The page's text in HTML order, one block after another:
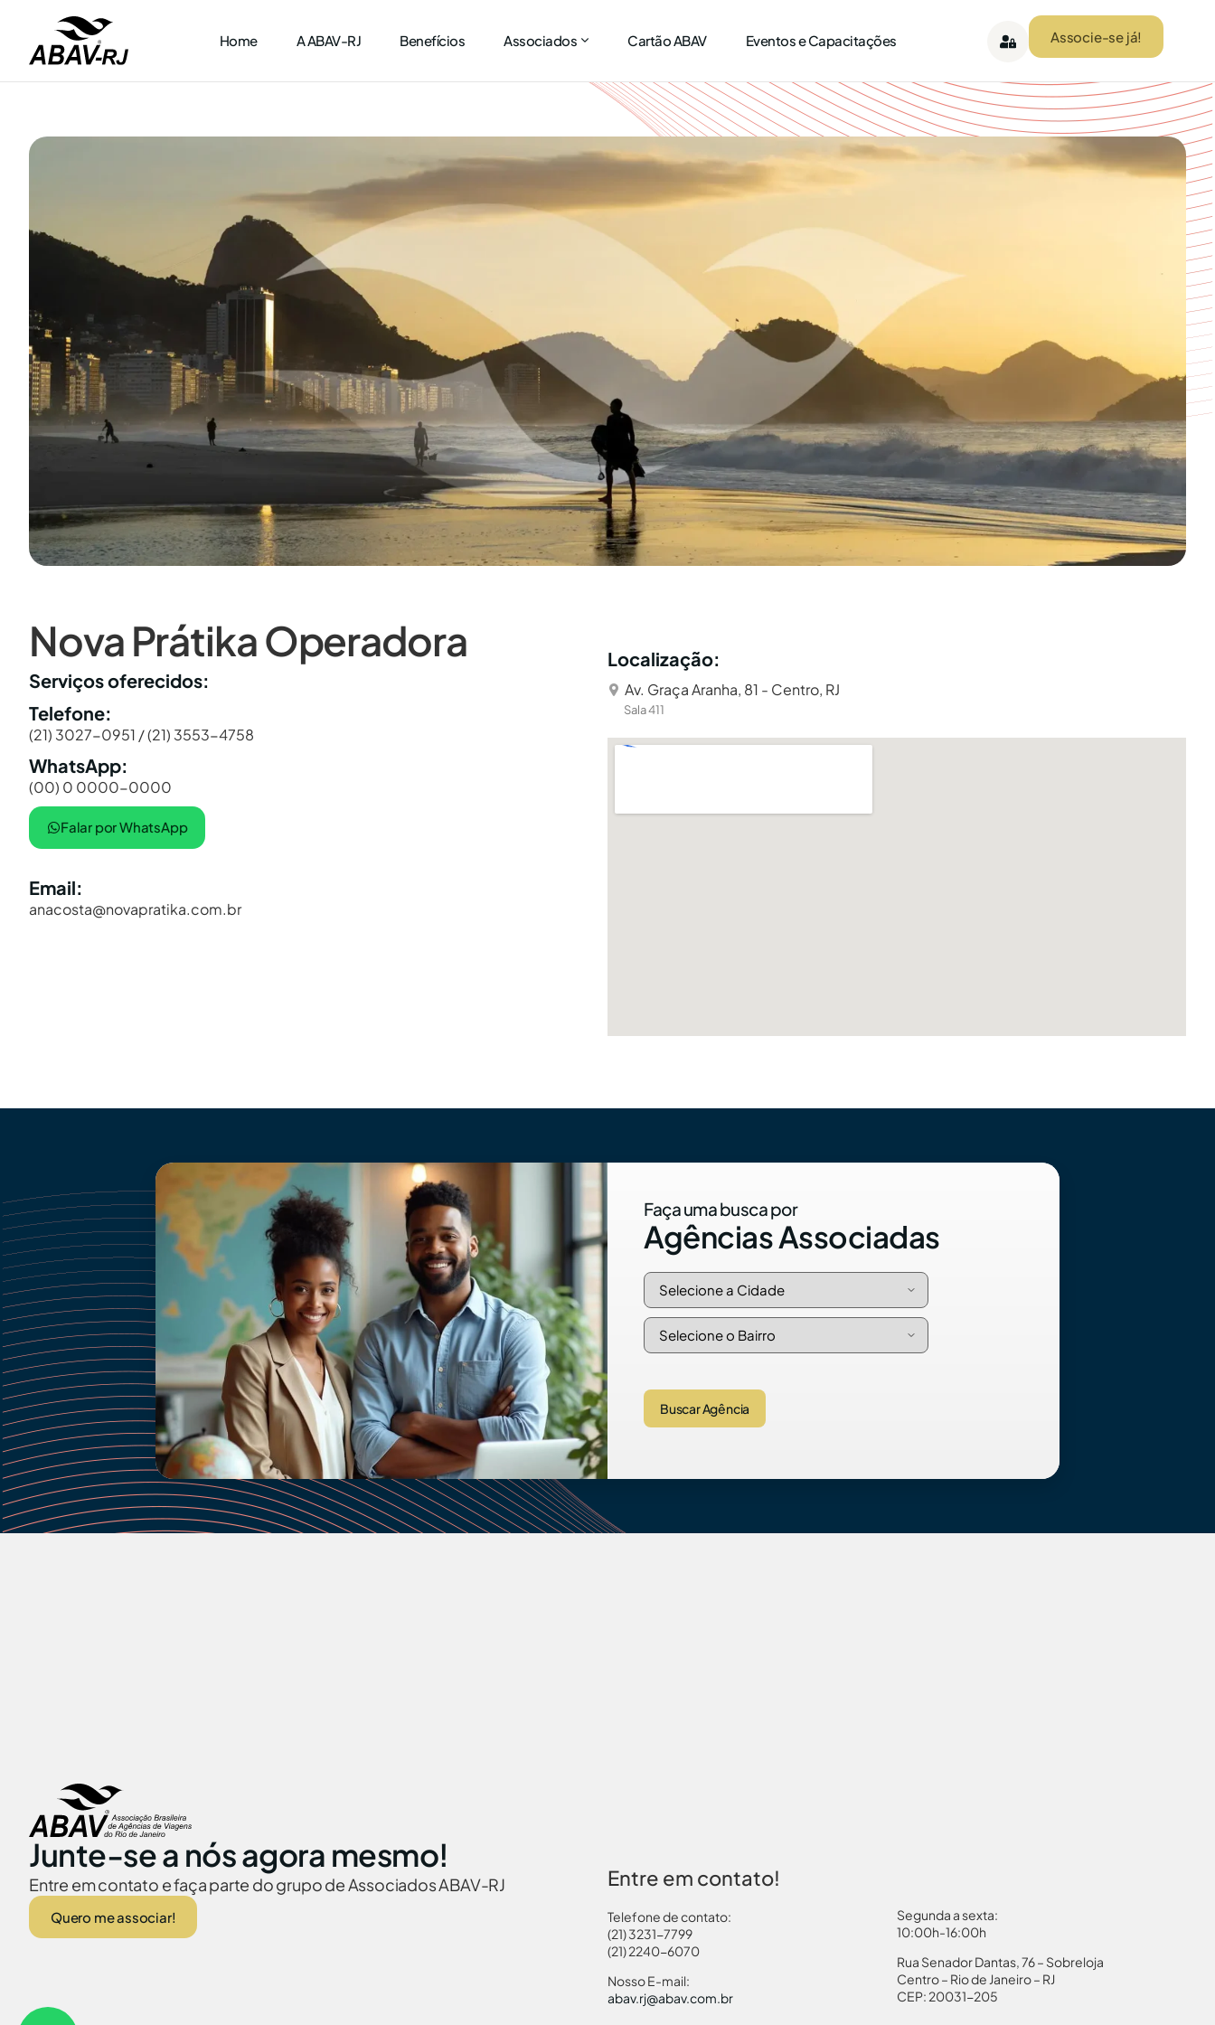
Home A ABAV-RJ Benefícios Associados Cartão ABAV Eventos e Capacitações Associe-se já!
Nova Prátika Operadora
Serviços oferecidos:
Telefone:
(21) 3027-0951 / (21) 3553-4758
WhatsApp:
(00) 0 0000-0000
Falar por WhatsApp
Email:
anacosta@novapratika.com.br
Localização:
Av. Graça Aranha, 81 - Centro, RJ
Sala 411
Faça uma busca por
Agências Associadas
Buscar Agência
Junte-se a nós agora mesmo!
Entre em contato e faça parte do grupo de Associados ABAV-RJ
Quero me associar!
Entre em contato!
Telefone de contato:
(21) 3231-7799
(21) 2240-6070
Nosso E-mail:
abav.rj@abav.com.br
Segunda a sexta:
10:00h-16:00h
Rua Senador Dantas, 76 – Sobreloja
Centro – Rio de Janeiro – RJ
CEP: 20031-205
Autorização Menores